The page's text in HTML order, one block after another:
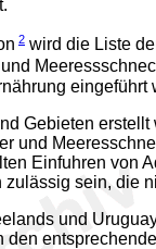
2 wird die Liste
eingeführt
Gebieten
und
Einfuhren von
sein, die
und